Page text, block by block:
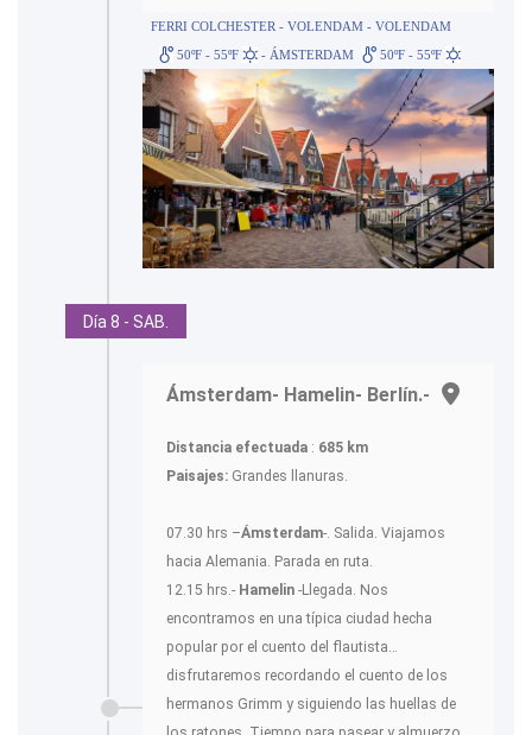
FERRI COLCHESTER - VOLENDAM - VOLENDAM
50ºF - 55ºF
- ÁMSTERDAM 50ºF - 55ºF
Día 8 - SAB.
Ámsterdam- Hamelin- Berlín.-
Distancia efectuada : 685 km
Paisajes: Grandes llanuras.
07.30 hrs –Ámsterdam-. Salida. Viajamos
hacia Alemania. Parada en ruta.
12.15 hrs.- Hamelin -Llegada. Nos
encontramos en una típica ciudad hecha
popular por el cuento del flautista…
disfrutaremos recordando el cuento de los
hermanos Grimm y siguiendo las huellas de